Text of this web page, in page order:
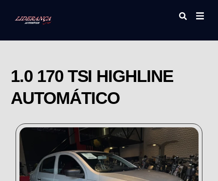
1.0 170 TSI HIGHLINE
AUTOMÁTICO